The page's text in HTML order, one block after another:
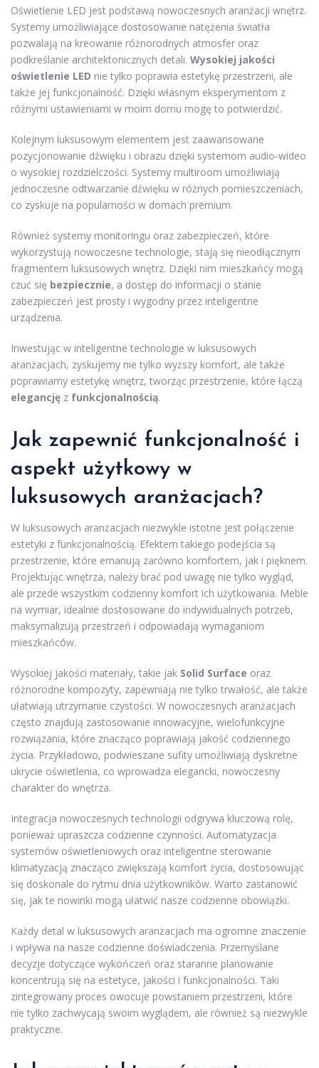
Oświetlenie LED jest podstawą nowoczesnych aranżacji wnętrz.
Systemy umożliwiające dostosowanie natężenia światła
pozwalają na kreowanie różnorodnych atmosfer oraz
podkreślanie architektonicznych detali. Wysokiej jakości
oświetlenie LED nie tylko poprawia estetykę przestrzeni, ale
także jej funkcjonalność. Dzięki własnym eksperymentom z
różnymi ustawieniami w moim domu mogę to potwierdzić.
Kolejnym luksusowym elementem jest zaawansowane
pozycjonowanie dźwięku i obrazu dzięki systemom audio-wideo
o wysokiej rozdzielczości. Systemy multiroom umożliwiają
jednoczesne odtwarzanie dźwięku w różnych pomieszczeniach,
co zyskuje na popularności w domach premium.
Również systemy monitoringu oraz zabezpieczeń, które
wykorzystują nowoczesne technologie, stają się nieodłącznym
fragmentem luksusowych wnętrz. Dzięki nim mieszkańcy mogą
czuć się bezpiecznie, a dostęp do informacji o stanie
zabezpieczeń jest prosty i wygodny przez inteligentne
urządzenia.
Inwestując w inteligentne technologie w luksusowych
aranżacjach, zyskujemy nie tylko wyższy komfort, ale także
poprawiamy estetykę wnętrz, tworząc przestrzenie, które łączą
elegancję z funkcjonalnością.
Jak zapewnić funkcjonalność i
aspekt użytkowy w
luksusowych aranżacjach?
W luksusowych aranżacjach niezwykle istotne jest połączenie
estetyki z funkcjonalnością. Efektem takiego podejścia są
przestrzenie, które emanują zarówno komfortem, jak i pięknem.
Projektując wnętrza, należy brać pod uwagę nie tylko wygląd,
ale przede wszystkim codzienny komfort ich użytkowania. Meble
na wymiar, idealnie dostosowane do indywidualnych potrzeb,
maksymalizują przestrzeń i odpowiadają wymaganiom
mieszkańców.
Wysokiej jakości materiały, takie jak Solid Surface oraz
różnorodne kompozyty, zapewniają nie tylko trwałość, ale także
ułatwiają utrzymanie czystości. W nowoczesnych aranżacjach
często znajdują zastosowanie innowacyjne, wielofunkcyjne
rozwiązania, które znacząco poprawiają jakość codziennego
życia. Przykładowo, podwieszane sufity umożliwiają dyskretne
ukrycie oświetlenia, co wprowadza elegancki, nowoczesny
charakter do wnętrza.
Integracja nowoczesnych technologii odgrywa kluczową rolę,
ponieważ upraszcza codzienne czynności. Automatyzacja
systemów oświetleniowych oraz inteligentne sterowanie
klimatyzacją znacząco zwiększają komfort życia, dostosowując
się doskonale do rytmu dnia użytkowników. Warto zastanowić
się, jak te nowinki mogą ułatwić nasze codzienne obowiązki.
Każdy detal w luksusowych aranżacjach ma ogromne znaczenie
i wpływa na nasze codzienne doświadczenia. Przemyślane
decyzje dotyczące wykończeń oraz staranne planowanie
koncentrują się na estetyce, jakości i funkcjonalności. Taki
zintegrowany proces owocuje powstaniem przestrzeni, które
nie tylko zachwycają swoim wyglądem, ale również są niezwykle
praktyczne.